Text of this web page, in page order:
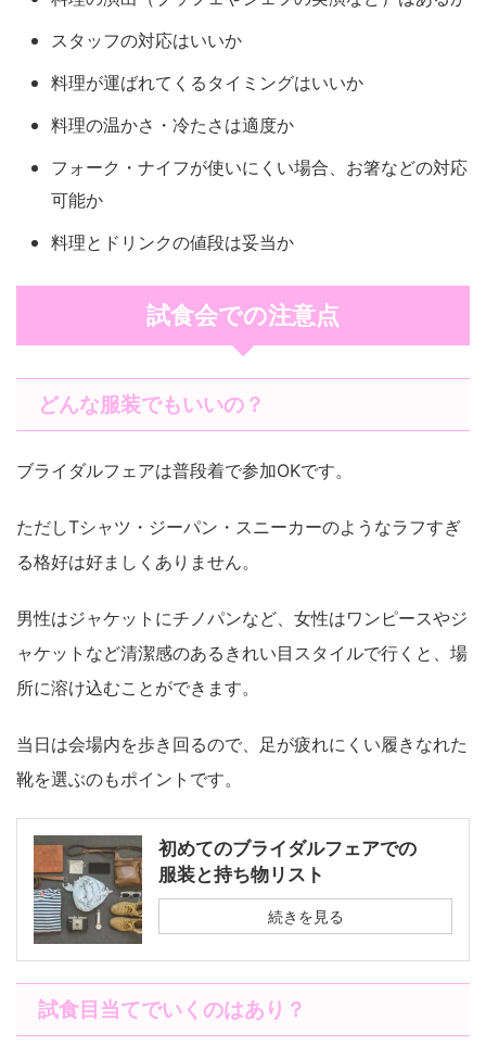
スタッフの対応はいいか
料理が運ばれてくるタイミングはいいか
料理の温かさ・冷たさは適度か
フォーク・ナイフが使いにくい場合、お箸などの対応
可能か
料理とドリンクの値段は妥当か
試食会での注意点
どんな服装でもいいの？
ブライダルフェアは普段着で参加OKです。
ただしTシャツ・ジーパン・スニーカーのようなラフすぎ
る格好は好ましくありません。
男性はジャケットにチノパンなど、女性はワンピースやジ
ャケットなど清潔感のあるきれい目スタイルで行くと、場
所に溶け込むことができます。
当日は会場内を歩き回るので、足が疲れにくい履きなれた
靴を選ぶのもポイントです。
初めてのブライダルフェアでの
服装と持ち物リスト
続きを見る
試食目当てでいくのはあり？